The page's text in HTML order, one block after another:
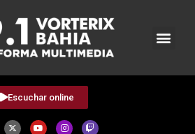
Escuchar online